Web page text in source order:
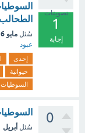
تصويتات
1
إجابة
سُئل مايو 6
عبود
إحدى
حيوانية
السوطيات
0
سُئل أبريل 1